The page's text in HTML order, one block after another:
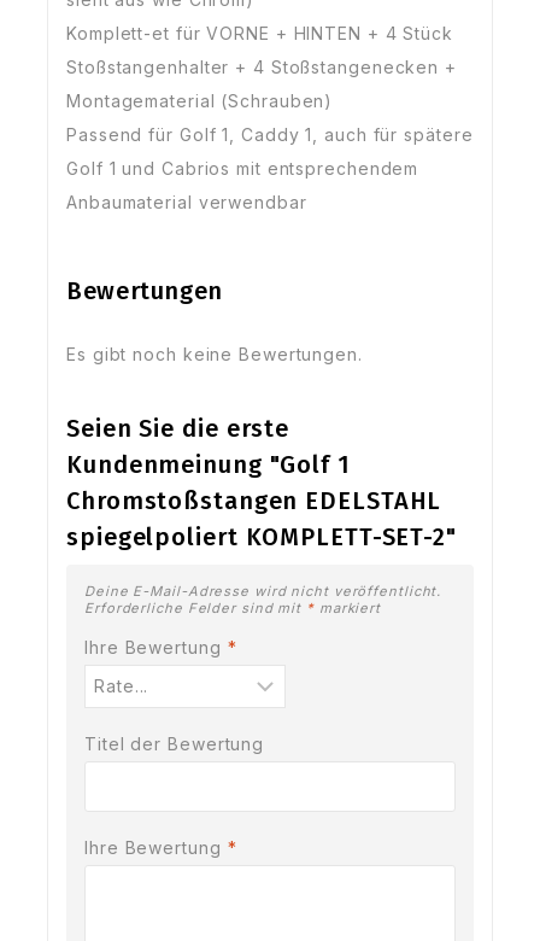
Komplett-et für VORNE + HINTEN + 4 Stück
Stoßstangenhalter + 4 Stoßstangenecken +
Montagematerial (Schrauben)
Passend für Golf 1, Caddy 1, auch für spätere
Golf 1 und Cabrios mit entsprechendem
Anbaumaterial verwendbar
Bewertungen
Es gibt noch keine Bewertungen.
Seien Sie die erste
Kundenmeinung "Golf 1
Chromstoßstangen EDELSTAHL
spiegelpoliert KOMPLETT-SET-2"
Deine E-Mail-Adresse wird nicht veröffentlicht.
Erforderliche Felder sind mit *markiert
Ihre Bewertung *
Titel der Bewertung
Ihre Bewertung *